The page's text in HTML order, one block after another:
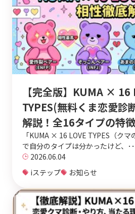
【完全版】KUMA × 16
TYPES(無料くま恋愛診
解説！全16タイプの特
「KUMA × 16 LOVE TYPES（クマ
で自分のタイプは分かったけど、･･
2026.06.04
iステップ
お知らせ